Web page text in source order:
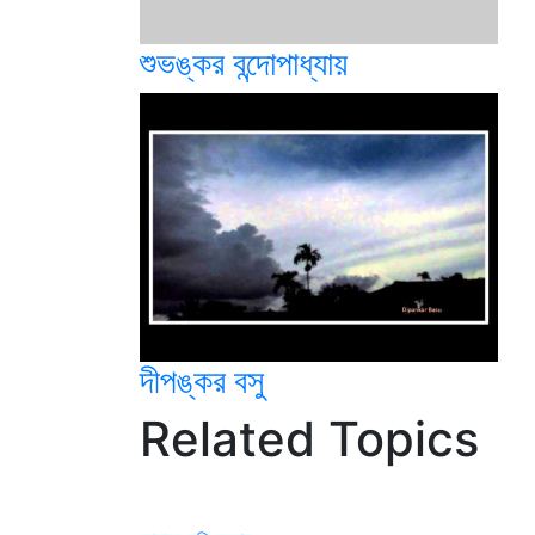
শুভঙ্কর বন্দোপাধ্যায়
দীপঙ্কর বসু
Related Topics